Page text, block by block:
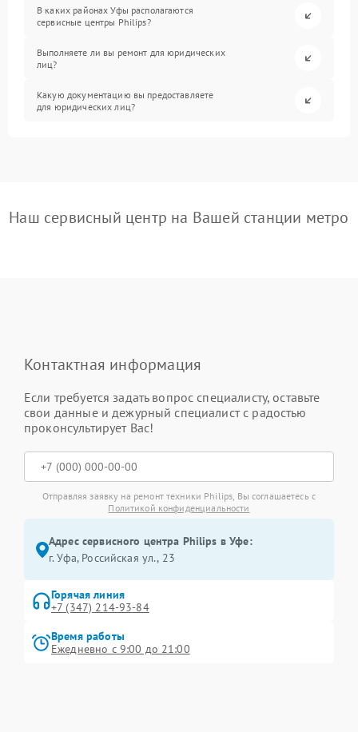
В каких районах Уфы располагаются
сервисные центры Philips?
Выполняете ли вы ремонт для юридических
лиц?
Какую документацию вы предоставляете
для юридических лиц?
Наш сервисный центр на Вашей станции метро
Контактная информация
Если требуется задать вопрос специалисту, оставьте
свои данные и дежурный специалист с радостью
проконсультирует Вас!
Отправляя заявку на ремонт техники Philips, Вы соглашаетесь с
Политикой конфиденциальности
Адрес сервисного центра Philips в Уфе:
г. Уфа, Российская ул., 23
Горячая линия
+7 (347) 214-93-84
Время работы
Ежедневно с 9:00 до 21:00